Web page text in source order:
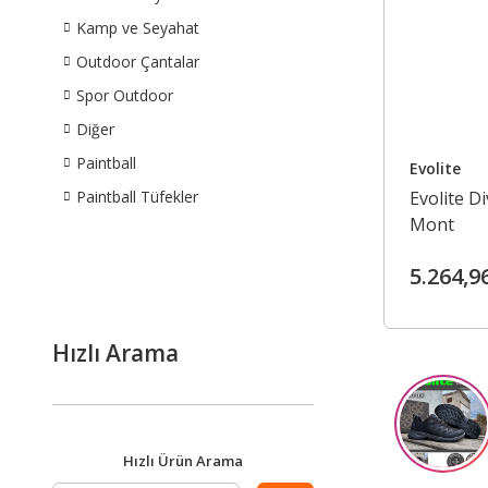
Kamp ve Seyahat
Outdoor Çantalar
Spor Outdoor
Diğer
Paintball
Paintball Tüfekler
Hızlı Arama
Hızlı Ürün Arama
Evolite
Evolite
Mont